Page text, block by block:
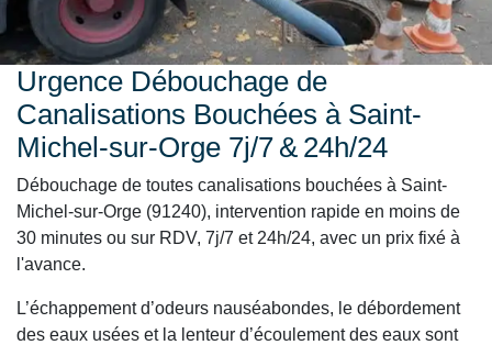
Urgence Débouchage de
Canalisations Bouchées à Saint-
Michel-sur-Orge 7j/7 & 24h/24
Débouchage de toutes canalisations bouchées à Saint-
Michel-sur-Orge (91240), intervention rapide en moins de
30 minutes ou sur RDV, 7j/7 et 24h/24, avec un prix fixé à
l'avance.
L’échappement d’odeurs nauséabondes, le débordement
des eaux usées et la lenteur d’écoulement des eaux sont